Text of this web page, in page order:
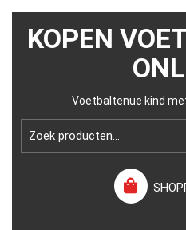
KOPEN
Voetbaltenue kind